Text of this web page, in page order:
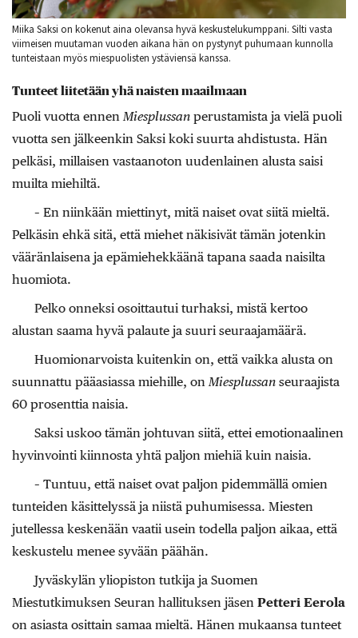
Miika Saksi on kokenut aina olevansa hyvä keskustelukumppani. Silti vasta
viimeisen muutaman vuoden aikana hän on pystynyt puhumaan kunnolla
tunteistaan myös miespuolisten ystäviensä kanssa.
Tunteet liitetään yhä naisten maailmaan
Puoli vuotta ennen Miesplussan perustamista ja vielä puoli
vuotta sen jälkeenkin Saksi koki suurta ahdistusta. Hän
pelkäsi, millaisen vastaanoton uudenlainen alusta saisi
muilta miehiltä.
– En niinkään miettinyt, mitä naiset ovat siitä mieltä.
Pelkäsin ehkä sitä, että miehet näkisivät tämän jotenkin
vääränlaisena ja epämiehekkäänä tapana saada naisilta
huomiota.
Pelko onneksi osoittautui turhaksi, mistä kertoo
alustan saama hyvä palaute ja suuri seuraajamäärä.
Huomionarvoista kuitenkin on, että vaikka alusta on
suunnattu pääasiassa miehille, on Miesplussan seuraajista
60 prosenttia naisia.
Saksi uskoo tämän johtuvan siitä, ettei emotionaalinen
hyvinvointi kiinnosta yhtä paljon miehiä kuin naisia.
– Tuntuu, että naiset ovat paljon pidemmällä omien
tunteiden käsittelyssä ja niistä puhumisessa. Miesten
jutellessa keskenään vaatii usein todella paljon aikaa, että
keskustelu menee syvään päähän.
Jyväskylän yliopiston tutkija ja Suomen
Miestutkimuksen Seuran hallituksen jäsen Petteri Eerola
on asiasta osittain samaa mieltä. Hänen mukaansa tunteet